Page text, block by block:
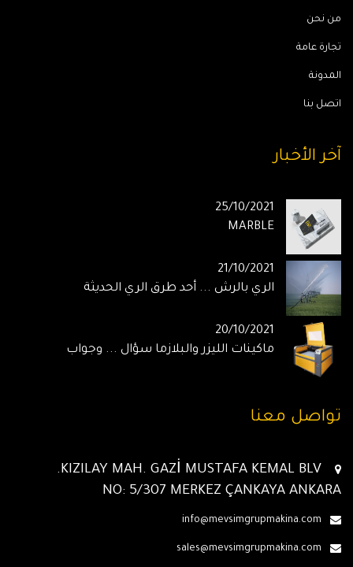
من نحن
تجارة عامة
المدونة
اتصل بنا
آخر الأخبار
25/10/2021
MARBLE
21/10/2021
الري بالرش ... أحد طرق الري الحديثة
20/10/2021
ماكينات الليزر والبلازما سؤال ... وجواب
تواصل معنا
KIZILAY MAH. GAZİ MUSTAFA KEMAL BLV.
NO: 5/307 MERKEZ ÇANKAYA ANKARA
info@mevsimgrupmakina.com
sales@mevsimgrupmakina.com